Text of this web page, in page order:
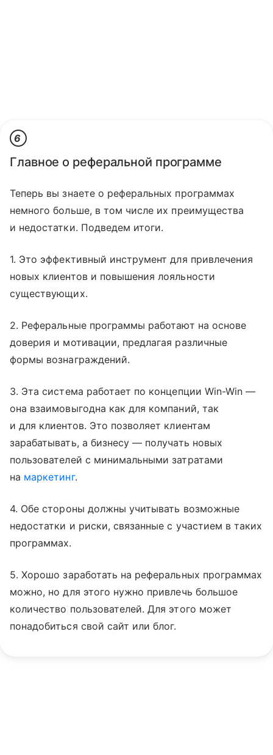
6
Главное о реферальной программе
Теперь вы знаете о реферальных программах
немного больше, в том числе их преимущества
и недостатки. Подведем итоги.
1. Это эффективный инструмент для привлечения
новых клиентов и повышения лояльности
существующих.
2. Реферальные программы работают на основе
доверия и мотивации, предлагая различные
формы вознаграждений.
3. Эта система работает по концепции Win-Win —
она взаимовыгодна как для компаний, так
и для клиентов. Это позволяет клиентам
зарабатывать, а бизнесу — получать новых
пользователей с минимальными затратами
на маркетинг.
4. Обе стороны должны учитывать возможные
недостатки и риски, связанные с участием в таких
программах.
5. Хорошо заработать на реферальных программах
можно, но для этого нужно привлечь большое
количество пользователей. Для этого может
понадобиться свой сайт или блог.